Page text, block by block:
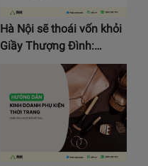
Hà Nội sẽ thoái vốn khỏi
Giầy Thượng Đình:…